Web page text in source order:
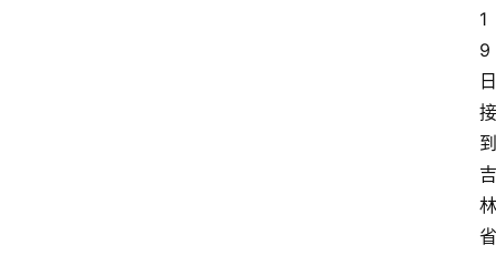
1
9
日
接
到
吉
林
省